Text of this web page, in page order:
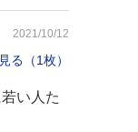
2021/10/12
る（1枚）
い人た